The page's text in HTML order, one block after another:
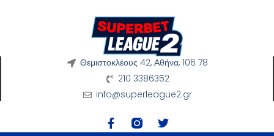
Θεμιστοκλέους 42, Αθήνα, 106 78
210 3386352
info@superleague2.gr